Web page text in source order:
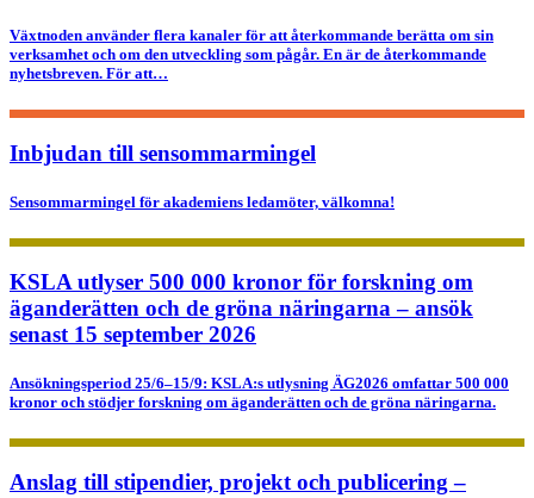
Växtnoden använder flera kanaler för att återkommande berätta om sin
verksamhet och om den utveckling som pågår. En är de återkommande
nyhetsbreven. För att…
Inbjudan till sensommarmingel
Sensommarmingel för akademiens ledamöter, välkomna!
KSLA utlyser 500 000 kronor för forskning om
äganderätten och de gröna näringarna – ansök
senast 15 september 2026
Ansökningsperiod 25/6–15/9: KSLA:s utlysning ÄG2026 omfattar 500 000
kronor och stödjer forskning om äganderätten och de gröna näringarna.
Anslag till stipendier, projekt och publicering –